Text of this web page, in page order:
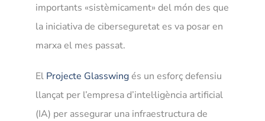
importants «sistèmicament» del món des que
la iniciativa de ciberseguretat es va posar en
marxa el mes passat.
El Projecte Glasswingés un esforç defensiu
llançat per l’empresa d’intel·ligència artificial
(IA) per assegurar una infraestructura de